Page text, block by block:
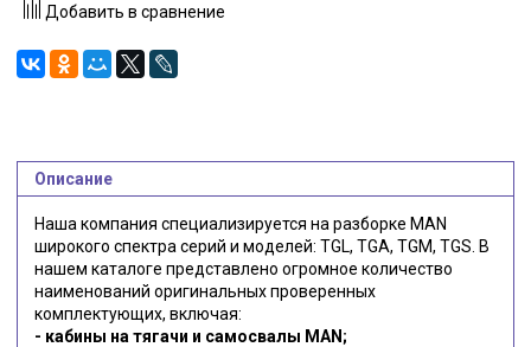
Добавить в сравнение
Описание
Наша компания специализируется на разборке MAN
широкого спектра серий и моделей: TGL, TGA, TGM, TGS. В
нашем каталоге представлено огромное количество
наименований оригинальных проверенных
комплектующих, включая:
- кабины на тягачи и самосвалы MAN;